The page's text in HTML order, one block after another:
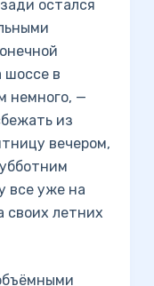
остался
шоссе в
немного, —
из
вечером,
все уже на
своих летних